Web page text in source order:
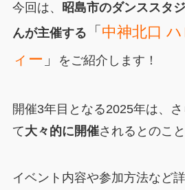
今回は、 昭島市のダンススタ
んが主催する
「 中神北口
ィー 」 をご紹介します！
開催3年目となる2025年は、
て大々的に開催されるとのこ
イベント内容や参加方法など